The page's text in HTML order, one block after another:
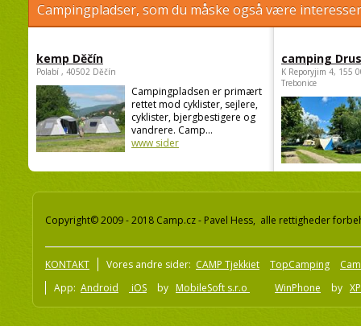
Campingpladser, som du måske også være
kemp Děčín
Polabí , 40502 Děčín
Campingpladsen er primært
rettet mod cyklister, sejlere,
cyklister, bjergbestigere og
vandrere. Camp...
www sider
camping
K Reporyjim 4, 155
Trebonice
Copyright© 2009 - 2018 Camp.cz - Pavel Hess, alle rettigheder
KONTAKT Vores andre sider: CAMP Tjekkiet TopCamping
App: Android iOS by MobileSoft s.r.o WinPhone by